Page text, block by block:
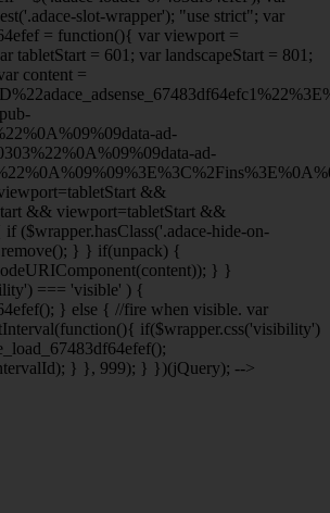
slot-wrapper'); "use strict"; var
= function(){ var viewport =
tabletStart = 601; var landscapeStart = 801;
content =
ad-
ad-
=tabletStart &&
&& viewport=tabletStart &&
($wrapper.hasClass('.adace-hide-on-
} } if(unpack) {
} }
=== 'visible' ) {
} else { //fire when visible. var
if($wrapper.css('visibility')
} }, 999); } })(jQuery); -->